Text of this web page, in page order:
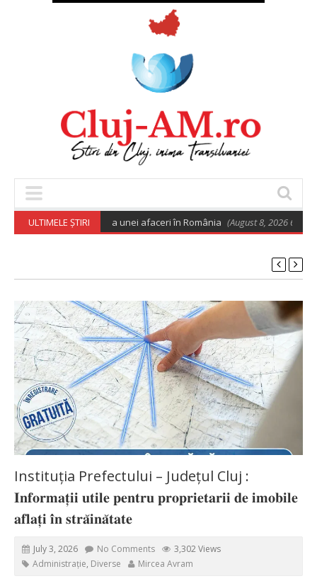
ULTIMELE ȘTIRI
pentru deschiderea unei afaceri în România (August 8, 2026 6:02 am)
Instituția Prefectului – Județul Cluj :
𝐈𝐧𝐟𝐨𝐫𝐦𝐚𝐭̦𝐢𝐢 𝐮𝐭𝐢𝐥𝐞 𝐩𝐞𝐧𝐭𝐫𝐮 𝐩𝐫𝐨𝐩𝐫𝐢𝐞𝐭𝐚𝐫𝐢𝐢 𝐝𝐞 𝐢𝐦𝐨𝐛𝐢𝐥𝐞
𝐚𝐟𝐥𝐚𝐭̦𝐢 𝐢̂𝐧 𝐬𝐭𝐫𝐚̆𝐢𝐧𝐚̆𝐭𝐚𝐭𝐞
July 3, 2026 No Comments
3,302 Views
Administrație, Diverse Mircea Avram